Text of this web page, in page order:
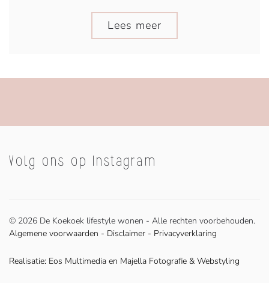
Lees meer
Volg ons op Instagram
© 2026 De Koekoek lifestyle wonen - Alle rechten voorbehouden.
Algemene voorwaarden - Disclaimer - Privacyverklaring
Realisatie: Eos Multimedia en Majella Fotografie & Webstyling